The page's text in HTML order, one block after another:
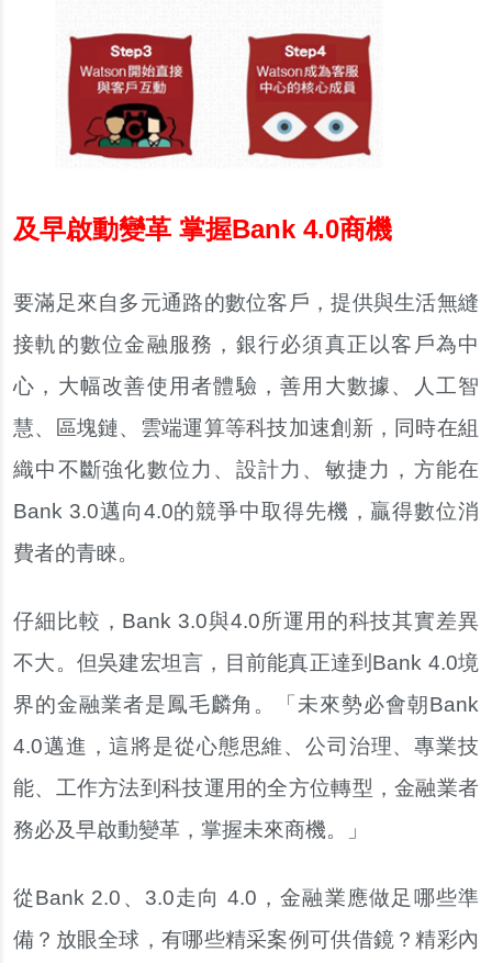
及早啟動變革 掌握Bank 4.0商機
要滿足來自多元通路的數位客戶，提供與生活無縫
接軌的數位金融服務，銀行必須真正以客戶為中
心，大幅改善使用者體驗，善用大數據、人工智
慧、區塊鏈、雲端運算等科技加速創新，同時在組
織中不斷強化數位力、設計力、敏捷力，方能在
Bank 3.0邁向4.0的競爭中取得先機，贏得數位消
費者的青睞。
仔細比較，Bank 3.0與4.0所運用的科技其實差異
不大。但吳建宏坦言，目前能真正達到Bank 4.0境
界的金融業者是鳳毛麟角。「未來勢必會朝Bank
4.0邁進，這將是從心態思維、公司治理、專業技
能、工作方法到科技運用的全方位轉型，金融業者
務必及早啟動變革，掌握未來商機。」
從Bank 2.0、3.0走向 4.0，金融業應做足哪些準
備？放眼全球，有哪些精采案例可供借鏡？精彩內